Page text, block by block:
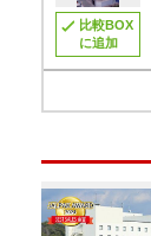
比較BOX
に追加